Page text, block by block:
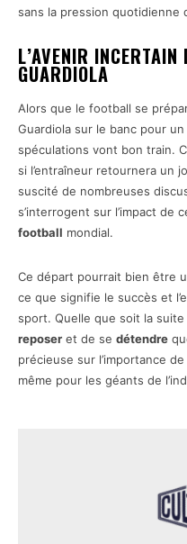
sans la pression quotidienne
L’AVENIR
GUARDIOLA
Alors que le football se
Guardiola sur le banc pour
spéculations vont bon train.
si l’entraîneur retournera un
suscité de nombreuses
s’interrogent sur l’impact de
football mondial.
Ce départ pourrait bien être
ce que signifie le succès et
sport. Quelle que soit la
reposer et de se détendre
précieuse sur l’importance
même pour les géants de